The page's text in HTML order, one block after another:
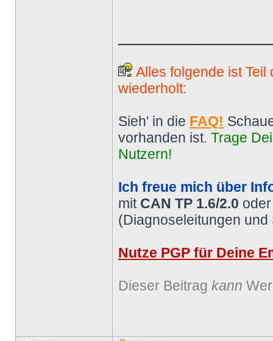
Alles folgende ist
wiederholt:
Sieh' in die FAQ!
vorhanden ist. Trage
Nutzern!
Ich freue mich über
mit CAN TP 1.6/2.0
(Diagnoseleitungen
Nutze PGP für Deine
Dieser Beitrag kann